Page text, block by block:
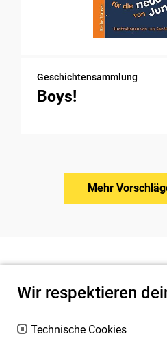
Geschichtensammlung
Boys!
Mehr
Wir respektieren
Technische Cookies